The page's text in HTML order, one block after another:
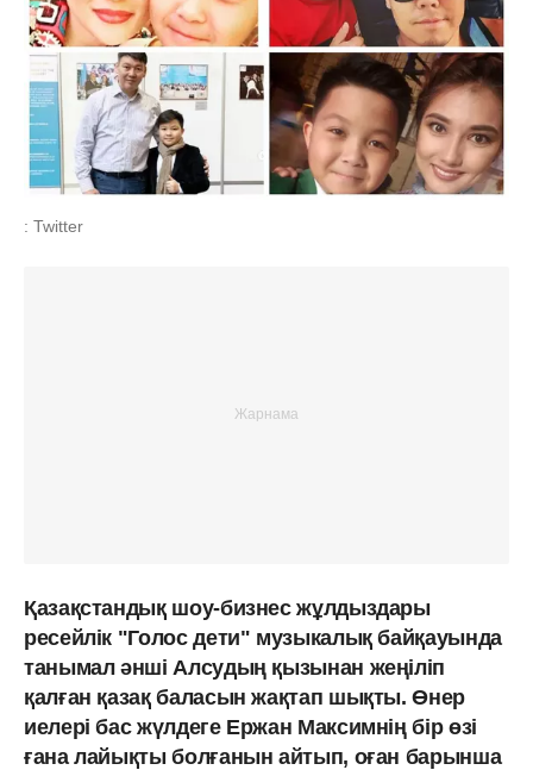
: Twitter
Қазақстандық шоу-бизнес жұлдыздары
ресейлік "Голос дети" музыкалық байқауында
танымал әнші Алсудың қызынан жеңіліп
қалған қазақ баласын жақтап шықты. Өнер
иелері бас жүлдеге Ержан Максимнің бір өзі
ғана лайықты болғанын айтып, оған барынша